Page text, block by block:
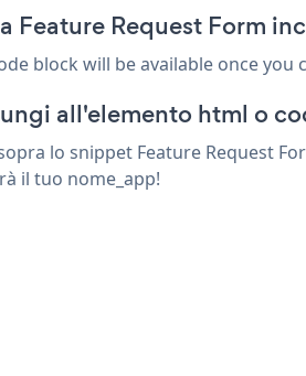
Feature Request Form
block will be available once you
all'elemento html o
lo snippet Feature Request
il tuo nome_app!